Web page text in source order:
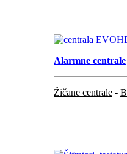
Alarmne centrale
Žičane centrale -